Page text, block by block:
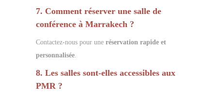
7. Comment réserver une salle de
conférence à Marrakech ?
Contactez-nous pour une réservation rapide et
personnalisée.
8. Les salles sont-elles accessibles aux
PMR ?